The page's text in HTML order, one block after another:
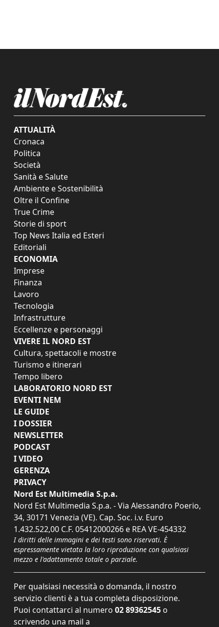
ATTUALITÀ
Cronaca
Politica
Società
Sanità e Salute
Ambiente e Sostenibilità
Oltre il Confine
True Crime
Storie di sport
Top News Italia ed Esteri
Editoriali
ECONOMIA
Imprese
Finanza
Lavoro
Tecnologia
Infrastrutture
Eccellenze e personaggi
VIVERE IL NORD EST
Cultura, spettacoli e mostre
Turismo e itinerari
Tempo libero
LABORATORIO NORD EST
EVENTI NEM
LE GUIDE
I DOSSIER
NEWSLETTER
PODCAST
I VIDEO
GERENZA
PRIVACY
Nord Est Multimedia S.p.a.
Nord Est Multimedia S.p.a. - Via Alessandro Poerio,
34, 30171 Venezia (VE). Cap. Soc. i.v. Euro
1.432.522,00 C.F. 05412000266 e REA VE-454332
I diritti delle immagini e dei testi sono riservati. È
espressamente vietata la loro riproduzione con qualsiasi
mezzo e l'adattamento totale o parziale.
Per qualsiasi necessità o domanda, il nostro
servizio clienti è a tua completa disposizione.
Puoi contattarci al numero 02 89362545 o
scrivendo una mail a